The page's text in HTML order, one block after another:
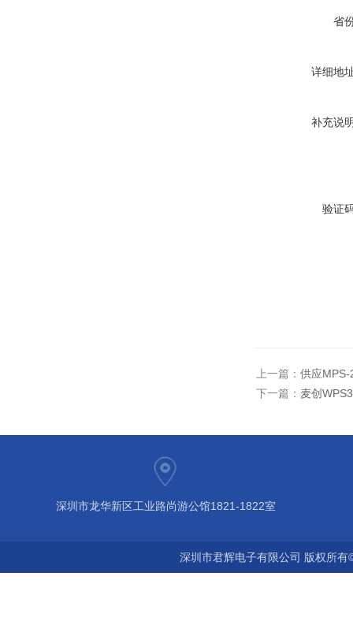
省
详细地
补充说
验证
上一篇： 供应MPS-
下一篇： 麦创
深圳市龙华新区工业路尚游公馆1821-1822室
深圳市君辉电子有限公司 版权所